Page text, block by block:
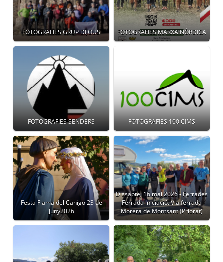
FOTOGRAFIES GRUP DIJOUS FOTOGRAFIES MARXA NÒRDICA
FOTOGRAFIES SENDERS FOTOGRAFIES 100 CIMS
Festa Flama del Canigo 23 de
Juny2026
Dissabte, 16 mai 2026 - Ferrades
Ferrada iniciació. Via ferrada
Morera de Montsant (Priorat)